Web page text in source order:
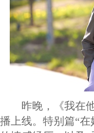
昨晚，《我在他
播上线。特别篇“